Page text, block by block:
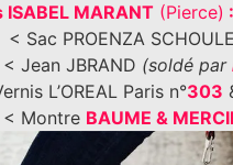
ISABEL MARANT(Pierce)
< Sac PROENZA
< Jean JBRAND (soldé par
L’OREAL Paris n°303
< Montre BAUME &